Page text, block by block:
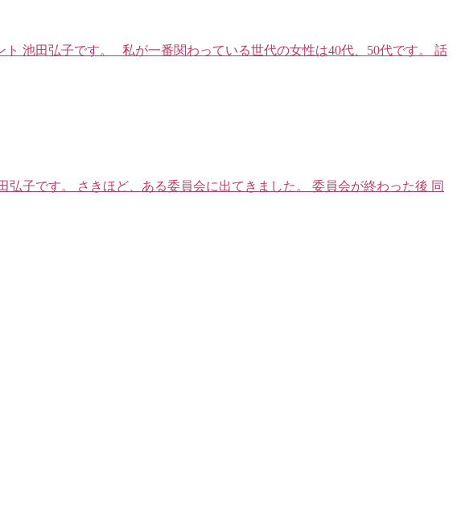
池田弘子です。 私が一番関わっている世代の女性は40代、50代です。 話
子です。 さきほど、ある委員会に出てきました。 委員会が終わった後 同